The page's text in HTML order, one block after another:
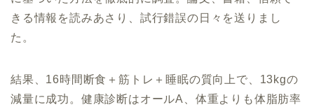
きる情報を読みあさり、試行錯誤の日々を送りまし
た。
結果、16時間断食＋筋トレ＋睡眠の質向上で、13kgの
減量に成功。健康診断はオールA、体重よりも体脂肪率